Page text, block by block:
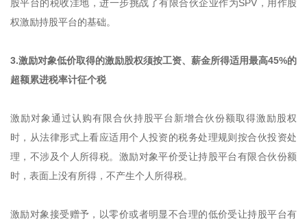
股平台的税收洼地，进一步挑战了有限合伙企业作为SPV，用作股
权激励持股平台的基础。
3.激励对象低价取得的激励股权须按工资、薪金所得适用最高45%的
超额累进税率计征个税
激励对象通过认购有限合伙持股平台新增合伙份额取得激励股权
时，从法律形式上看应适用个人投资的税务处理规则按合伙投资处
理，不涉及个人所得税。激励对象平价受让持股平台有限合伙份额
时，表面上没有所得，不产生个人所得税。
激励对象接受赠予，以零价或者明显不合理的低价受让持股平台有